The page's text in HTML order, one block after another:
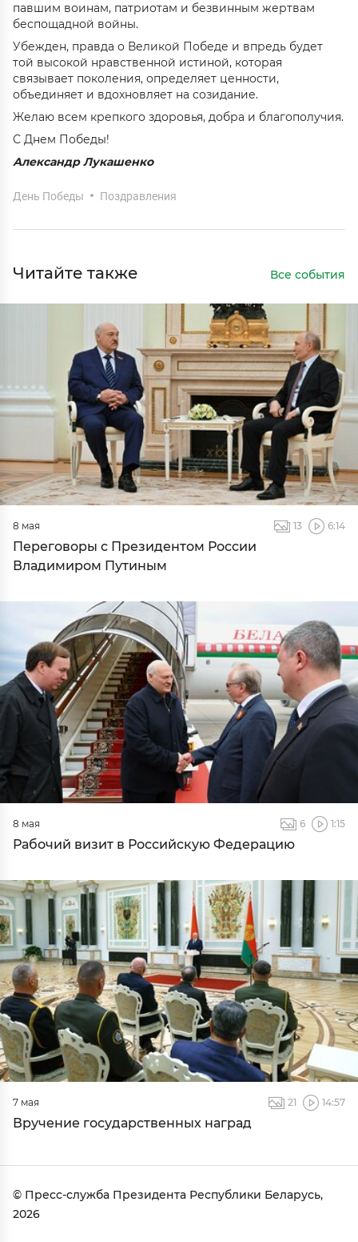
павшим воинам, патриотам и безвинным жертвам
беспощадной войны.
Убежден, правда о Великой Победе и впредь будет
той высокой нравственной истиной, которая
связывает поколения, определяет ценности,
объединяет и вдохновляет на созидание.
Желаю всем крепкого здоровья, добра и благополучия.
С Днем Победы!
Александр Лукашенко
День Победы Поздравления
Читайте также Все события
8 мая 13 6:14
Переговоры с Президентом России
Владимиром Путиным
8 мая 6 1:15
Рабочий визит в Российскую Федерацию
7 мая 21 14:57
Вручение государственных наград
© Пресс-служба Президента Республики Беларусь,
2026